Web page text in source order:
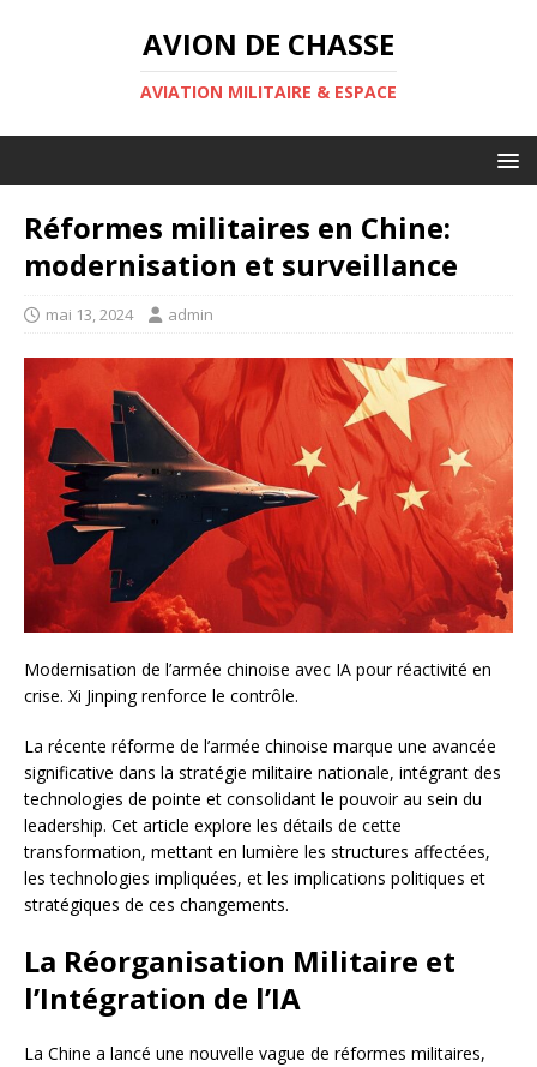
AVION DE CHASSE
AVIATION MILITAIRE & ESPACE
Réformes militaires en Chine:
modernisation et surveillance
mai 13, 2024 admin
Modernisation de l’armée chinoise avec IA pour réactivité en
crise. Xi Jinping renforce le contrôle.
La récente réforme de l’armée chinoise marque une avancée
significative dans la stratégie militaire nationale, intégrant des
technologies de pointe et consolidant le pouvoir au sein du
leadership. Cet article explore les détails de cette
transformation, mettant en lumière les structures affectées,
les technologies impliquées, et les implications politiques et
stratégiques de ces changements.
La Réorganisation Militaire et
l’Intégration de l’IA
La Chine a lancé une nouvelle vague de réformes militaires,